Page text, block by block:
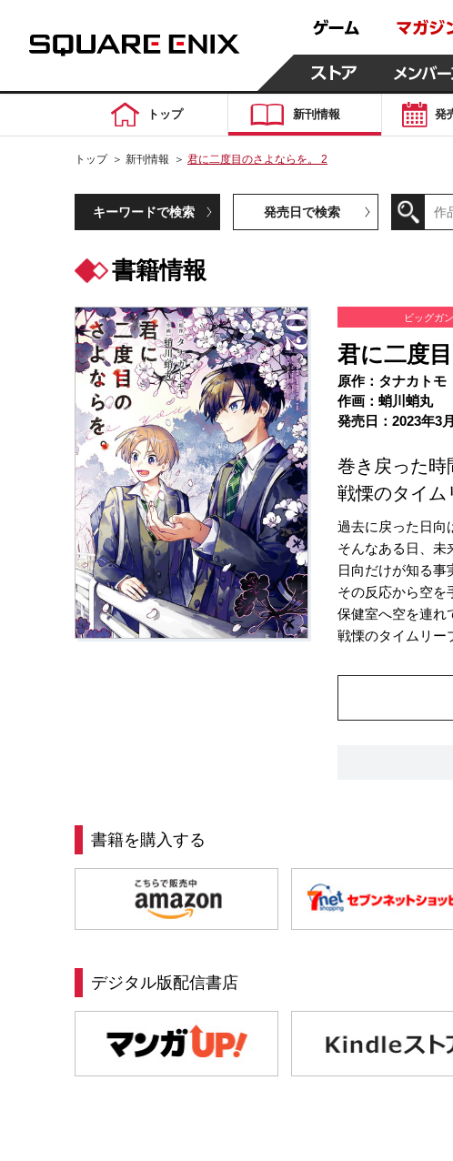
トップ 新刊情報 発
トップ ＞ 新刊情報 ＞ 君に二度目のさよならを。 2
キーワードで検索 発売日で検索
書籍情報
ビッグガ
君に二度
原作：タナカトモ
作画：蛸川蛸丸
発売日：2023年3
巻き戻った
戦慄のタイム
過去に戻った日向
そんなある日、未
日向だけが知る事
その反応から空を
保健室へ空を連れ
戦慄のタイムリー
書籍を購入する
デジタル版配信書店